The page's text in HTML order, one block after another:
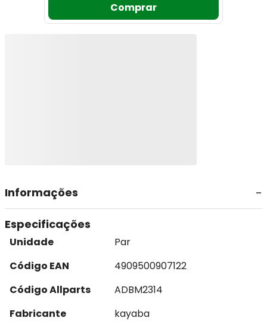
Comprar
Informações
Especificações
Unidade
Par
Código EAN
4909500907122
Código Allparts
ADBM2314
Fabricante
kayaba